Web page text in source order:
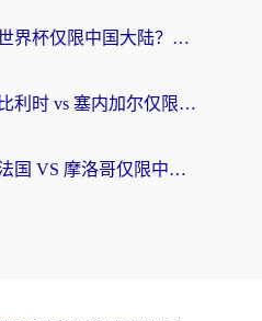
在海外看央视频世界杯仅限中国大陆？这篇指南帮你解锁中文解说+无卡顿直播
在海外看世界杯比利时 vs 塞内加尔仅限中国大陆？我找到了最流畅的中文解说之路
在国外看世界杯法国 VS 摩洛哥仅限中国大陆？海外党这样看中文解说赛事不卡顿